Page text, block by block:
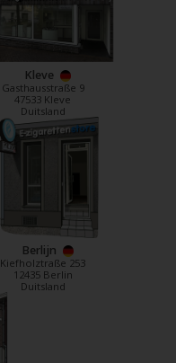
Kleve
Gasthausstraße 9
47533 Kleve
Duitsland
Berlijn
Kiefholztraße 253
12435 Berlin
Duitsland